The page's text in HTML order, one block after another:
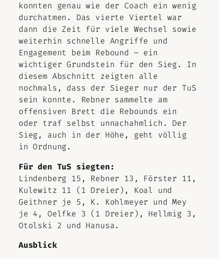
konnten genau wie der Coach ein wenig
durchatmen. Das vierte Viertel war
dann die Zeit für viele Wechsel sowie
weiterhin schnelle Angriffe und
Engagement beim Rebound – ein
wichtiger Grundstein für den Sieg. In
diesem Abschnitt zeigten alle
nochmals, dass der Sieger nur der TuS
sein konnte. Rebner sammelte am
offensiven Brett die Rebounds ein
oder traf selbst unnachahmlich. Der
Sieg, auch in der Höhe, geht völlig
in Ordnung.
Für den TuS siegten:
Lindenberg 15, Rebner 13, Förster 11,
Kulewitz 11 (1 Dreier), Koal und
Geithner je 5, K. Kohlmeyer und Mey
je 4, Oelfke 3 (1 Dreier), Hellmig 3,
Otolski 2 und Hanusa.
Ausblick